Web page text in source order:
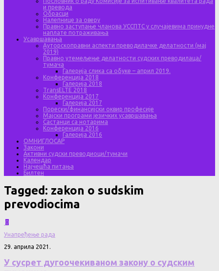
и превода
Обрасци
Налепнице за оверу
Правно заступање чланова УССПТС у случајевима принудне
наплате потраживања
Усавршавања
Ауторскоправни аспекти преводилачке делатности (мај
2019)
Правно утемељење делатности судских преводилаца/
тумача
Галерија слика са обуке – април 2019.
Конференција 2018
Галерија 2018
TransELTE 2018
Конференција 2017
Галерија 2017
Порески/финансијски оквир професије
Мајски програми језичких усавршавања
Састанци са нотарима
Конференција 2016
Галерија 2016
ОМНИГЛОСАР
Закони
Активни судски преводиоци/тумачи
Календар
Најчешћа питања
Билтен
Tagged: zakon o sudskim
prevodiocima
0
Унапређење рада
29. априла 2021.
У сусрет дугоочекиваном закону о судским